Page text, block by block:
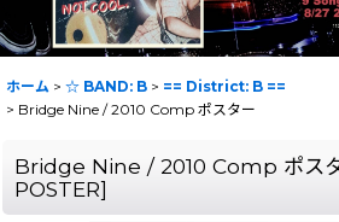
ホーム > ☆ BAND: B > == District: B ==
> Bridge Nine / 2010 Comp ポスター
Bridge Nine / 2010 Comp ポス
POSTER]